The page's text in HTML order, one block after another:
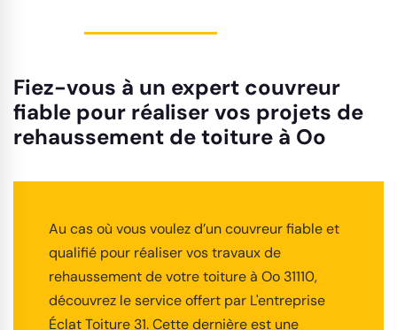
Fiez-vous à un expert couvreur
fiable pour réaliser vos projets de
rehaussement de toiture à Oo
Au cas où vous voulez d’un couvreur fiable et
qualifié pour réaliser vos travaux de
rehaussement de votre toiture à Oo 31110,
découvrez le service offert par L'entreprise
Éclat Toiture 31. Cette dernière est une